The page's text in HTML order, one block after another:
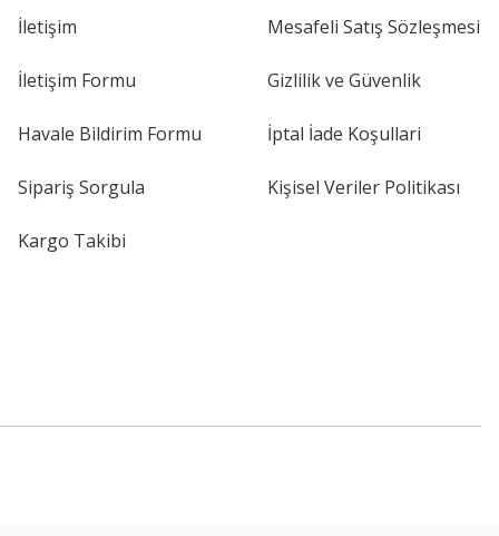
İletişim
İletişim Formu
Havale Bildirim Formu
Sipariş Sorgula
Kargo Takibi
Mesafeli Satış Sözleşmesi
Gizlilik ve Güvenlik
İptal İade Koşullari
Kişisel Veriler Politikası